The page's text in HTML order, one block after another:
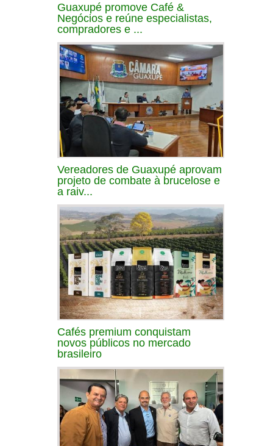
Guaxupé promove Café &
Negócios e reúne especialistas,
compradores e ...
Vereadores de Guaxupé aprovam
projeto de combate à brucelose e
a raiv...
Cafés premium conquistam
novos públicos no mercado
brasileiro